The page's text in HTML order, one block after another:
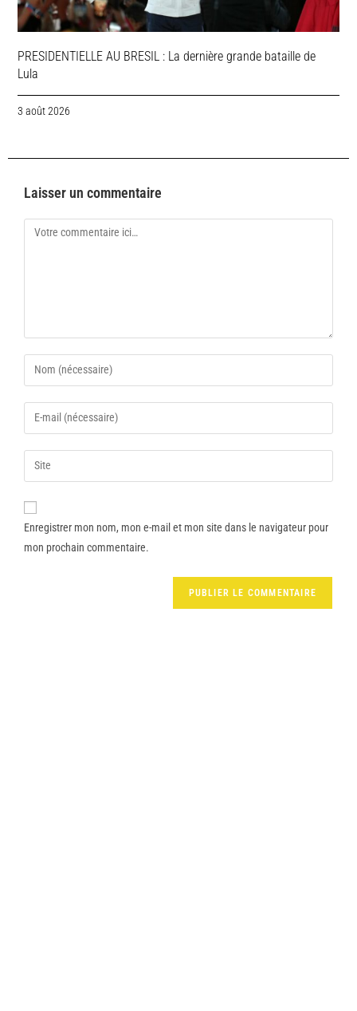
PRESIDENTIELLE AU BRESIL : La dernière grande bataille de
Lula
3 août 2026
Laisser un commentaire
Enregistrer mon nom, mon e-mail et mon site dans le navigateur pour
mon prochain commentaire.